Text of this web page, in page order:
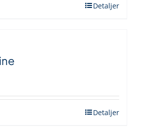
Detaljer
Detaljer